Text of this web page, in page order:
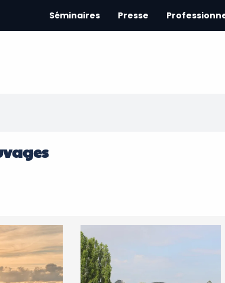
Séminaires Presse